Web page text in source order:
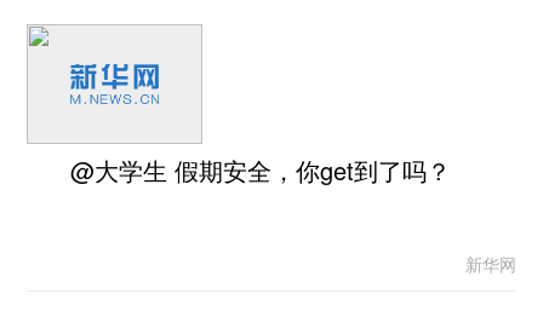
@大学生 假期安全，你get到了吗？
新华网